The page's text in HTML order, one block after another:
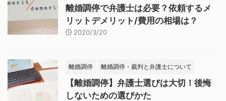
離婚調停で弁護士は必要？依頼するメ
リットデメリット/費用の相場は？
2020/3/20
離婚調停 離婚調停・裁判と弁護士について
【離婚調停】弁護士選びは大切！後悔
しないための選びかた